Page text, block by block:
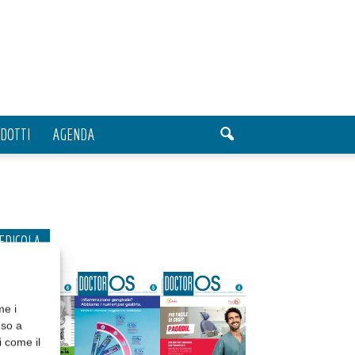
i
a
come il
AGENDA